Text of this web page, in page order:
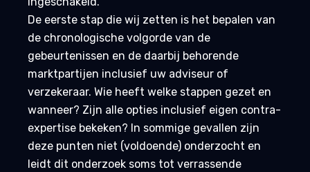
De eerste stap die wij zetten is het bepalen van
de chronologische volgorde van de
gebeurtenissen en de daarbij behorende
marktpartijen inclusief uw adviseur of
verzekeraar. Wie heeft welke stappen gezet en
wanneer? Zijn alle opties inclusief eigen contra-
expertise bekeken? In sommige gevallen zijn
deze punten niet (voldoende) onderzocht en
leidt dit onderzoek soms tot verrassende